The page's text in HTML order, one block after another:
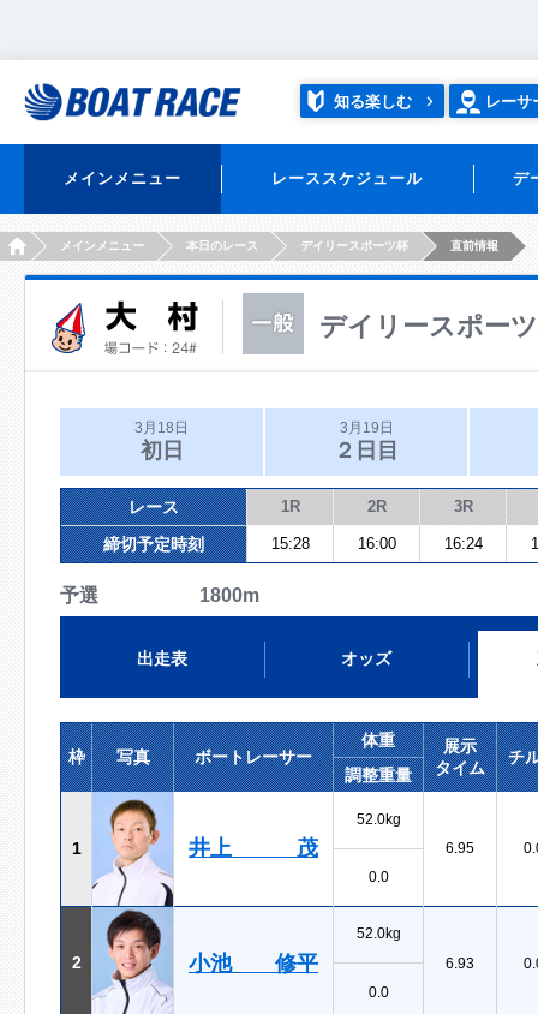
知る楽しむ レーサ
メインメニュー レーススケジュール デ
HOMEメインメニュー 本日のレース デイリースポーツ杯 直前情報
デイリースポー
3月18日
初日
3月19日
２日目
レース 1R 2R 3R
締切予定時刻 15:28 16:00 16:24
予選 1800m
出走表 オッズ
枠 写真 ボートレーサー
体重
展示
タイム
チ
調整重量
1 井上 茂
52.0kg
6.95
0.0
2 小池 修平
52.0kg
6.93
0.0